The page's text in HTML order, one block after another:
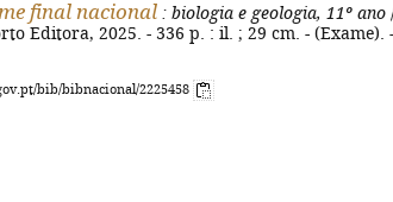
final nacional : biologia e geologia, 11º ano
Editora, 2025. - 336 p. : il. ; 29 cm. - (Exame). -
bib/bibnacional/2225458